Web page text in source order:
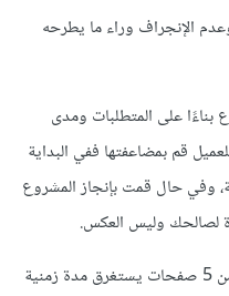
الإنجراف وراء ما يطرحه
على المتطلبات ومدى
قم بمضاعفتها ففي البداية
وفي حال قمت بإنجاز المشروع
لصالحك وليس العكس.
يمكنك ذكر مثلاً أن تطبيق بسيط مكون من 5 صفحات يستغرق مدة زمنية